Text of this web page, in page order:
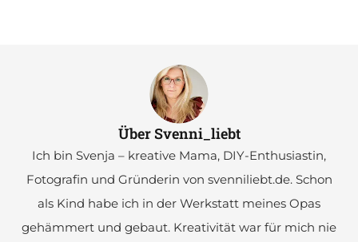
Über Svenni_liebt
Ich bin Svenja – kreative Mama, DIY-Enthusiastin,
Fotografin und Gründerin von svenniliebt.de. Schon
als Kind habe ich in der Werkstatt meines Opas
gehämmert und gebaut. Kreativität war für mich nie